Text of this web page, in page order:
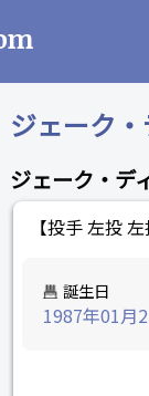
ジェーク
ジェーク・デ
【投手 左投 左
誕生日
1987年01月